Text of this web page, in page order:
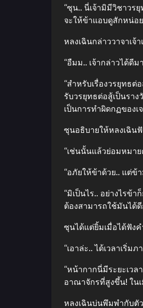
“ซุน.. นี่เจ้ามิมีวิชาวร
จะให้ข้าแอบดูสักหน่อ
หลงเฉินกล่าววาจาเจ้า
“อืมม.. เจ้ากล่าวได้ดี
“สำหรับเรื่องวรยุทธต่
รับวรยุทธต่อสู้เป็นรา
เป็นการทำผิดกฏของเ
ซุนอธิบายให้หลงเฉินฟั
“เช่นนั้นแล้วย่อมหมา
“อภัยให้ข้าด้วย.. แต่ข้
“มิเป็นไร.. อย่างไรข้
ต้องสามารถใช้มันได้
ซุนได้แต่ยิ้มเมื่อได้ฟัง
“เอาล่ะ.. ได้เวลาเริ่ม
“หน้ากากนี่มีระยะเว
อาณาจักรที่สูงขึ้น! ใน
หลงเฉินบ่นพึมพำกับตั